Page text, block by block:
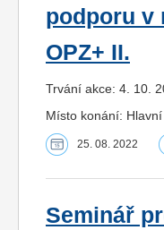
podporu v
OPZ+ II.
Trvání akce: 4. 10.
Místo konání:
25. 08. 2022
Seminář